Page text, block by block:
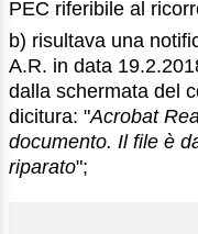
PEC riferibile al
b) risultava una
A.R. in data
dalla schermata del
dicitura: "Acrobat
documento. Il file è
riparato";